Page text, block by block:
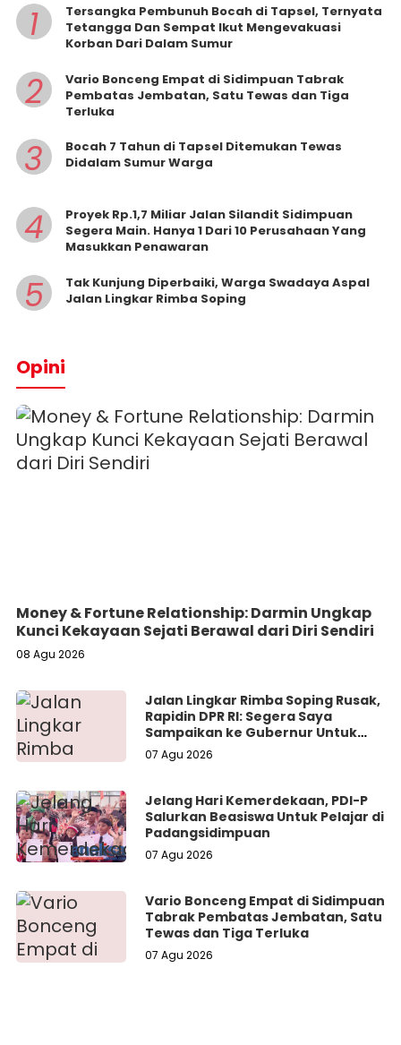
1
Tersangka Pembunuh Bocah di Tapsel, Ternyata
Tetangga Dan Sempat Ikut Mengevakuasi
Korban Dari Dalam Sumur
2
Vario Bonceng Empat di Sidimpuan Tabrak
Pembatas Jembatan, Satu Tewas dan Tiga
Terluka
3
Bocah 7 Tahun di Tapsel Ditemukan Tewas
Didalam Sumur Warga
4
Proyek Rp.1,7 Miliar Jalan Silandit Sidimpuan
Segera Main. Hanya 1 Dari 10 Perusahaan Yang
Masukkan Penawaran
5
Tak Kunjung Diperbaiki, Warga Swadaya Aspal
Jalan Lingkar Rimba Soping
Opini
Money & Fortune Relationship: Darmin Ungkap
Kunci Kekayaan Sejati Berawal dari Diri Sendiri
08 Agu 2026
Jalan Lingkar Rimba Soping Rusak,
Rapidin DPR RI: Segera Saya
Sampaikan ke Gubernur Untuk
Perbaikan
07 Agu 2026
Jelang Hari Kemerdekaan, PDI-P
Salurkan Beasiswa Untuk Pelajar di
Padangsidimpuan
07 Agu 2026
Vario Bonceng Empat di Sidimpuan
Tabrak Pembatas Jembatan, Satu
Tewas dan Tiga Terluka
07 Agu 2026